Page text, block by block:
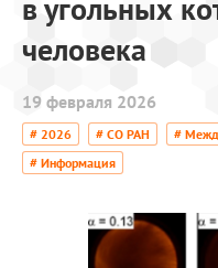
в угольных
человека
19 февраля 2026
# 2026 # СО РАН #
# Информация